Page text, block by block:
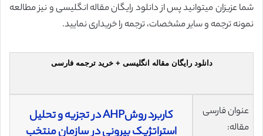
شما عزیزان میتوانید پس از دانلود رایگان مقاله انگلیسی و نیز مطالعه
نمونه ترجمه و سایر مشخصات، ترجمه را خریداری نمایید.
دانلود رایگان مقاله انگلیسی + خرید ترجمه فارسی
عنوان فارسی
مقاله:
کاربرد روشAHP در تجزیه و تحلیل
استراتژیک بیرونی در سازمان منتخب